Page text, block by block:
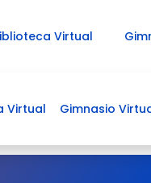
Virtual
Virtual Gimnasio